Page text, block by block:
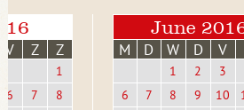
V Z Z
1
6
7
8
June
M D W D V
1 2 3
6
7 8 9 10